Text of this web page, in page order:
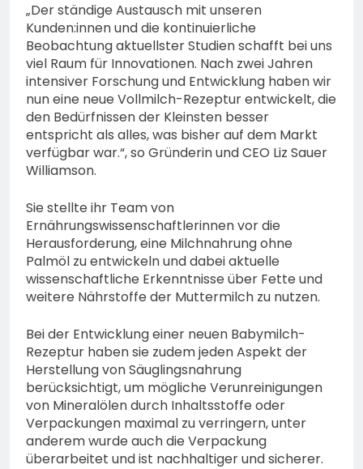
„Der ständige Austausch mit unseren
Kunden:innen und die kontinuierliche
Beobachtung aktuellster Studien schafft bei uns
viel Raum für Innovationen. Nach zwei Jahren
intensiver Forschung und Entwicklung haben wir
nun eine neue Vollmilch-Rezeptur entwickelt, die
den Bedürfnissen der Kleinsten besser
entspricht als alles, was bisher auf dem Markt
verfügbar war.“, so Gründerin und CEO Liz Sauer
Williamson.
Sie stellte ihr Team von
Ernährungswissenschaftlerinnen vor die
Herausforderung, eine Milchnahrung ohne
Palmöl zu entwickeln und dabei aktuelle
wissenschaftliche Erkenntnisse über Fette und
weitere Nährstoffe der Muttermilch zu nutzen.
Bei der Entwicklung einer neuen Babymilch-
Rezeptur haben sie zudem jeden Aspekt der
Herstellung von Säuglingsnahrung
berücksichtigt, um mögliche Verunreinigungen
von Mineralölen durch Inhaltsstoffe oder
Verpackungen maximal zu verringern, unter
anderem wurde auch die Verpackung
überarbeitet und ist nachhaltiger und sicherer.